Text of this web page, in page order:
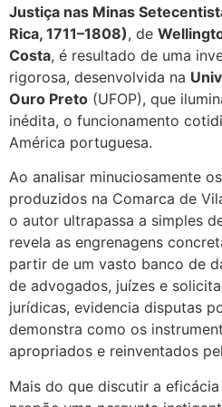
Justiça nas Minas
Rica, 1711–1808), de
Costa, é resultado de uma
rigorosa, desenvolvida na
Ouro Preto (UFOP), que
inédita, o funcionamento
América portuguesa.
Ao analisar minuciosamente
produzidos na Comarca de
o autor ultrapassa a simples
revela as engrenagens
partir de um vasto banco de
de advogados, juízes e
jurídicas, evidencia disputas
demonstra como os
apropriados e reinventados
Mais do que discutir a